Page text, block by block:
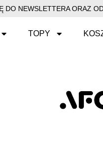
DO NEWSLETTERA ORAZ
TOPY